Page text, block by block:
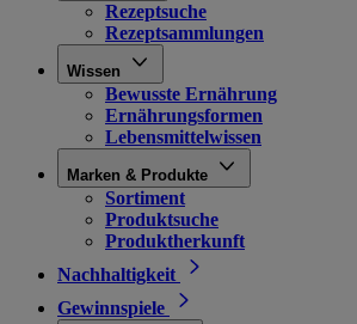
Rezeptsuche
Rezeptsammlungen
Wissen
Bewusste Ernährung
Ernährungsformen
Lebensmittelwissen
Marken & Produkte
Sortiment
Produktsuche
Produktherkunft
Nachhaltigkeit
Gewinnspiele